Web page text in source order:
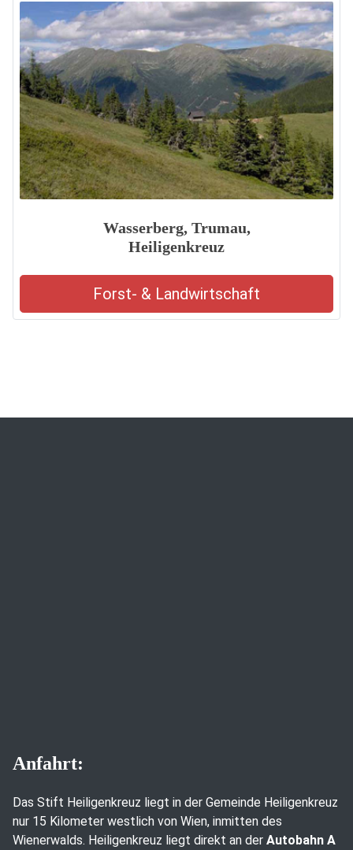
Wasserberg, Trumau,
Heiligenkreuz
Forst- & Landwirtschaft
Anfahrt:
Das Stift Heiligenkreuz liegt in der Gemeinde Heiligenkreuz
nur 15 Kilometer westlich von Wien, inmitten des
Wienerwalds. Heiligenkreuz liegt direkt an der Autobahn A